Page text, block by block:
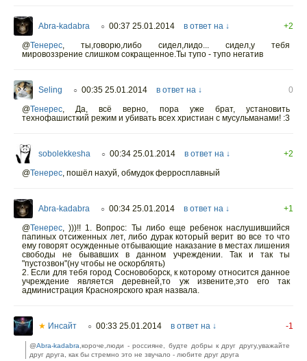
Abra-kadabra ○ 00:37 25.01.2014 в ответ на ↓
+2
@Тенерес, ты,говорю,либо сидел,лидо... сидел,у тебя
мировоззрение слишком сокращенное.Ты тупо - тупо негатив
Seling ○ 00:35 25.01.2014 в ответ на ↓
0
@Тенерес,Да, всё верно, пора уже брат, установить
технофашисткий режим и убивать всех христиан с мусульманами! :3
sobolekkesha ○ 00:34 25.01.2014 в ответ на ↓
+2
@Тенерес, пошёл нахуй, обмудок ферросплавный
Abra-kadabra ○ 00:34 25.01.2014 в ответ на ↓
+1
@Тенерес,)))!! 1. Вопрос: Ты либо еще ребенок наслушившийся
папиных отсиженных лет, либо дурак который верит во все то что
ему говорят осужденные отбывающие наказание в местах лишения
свободы не бывавших в данном учреждении. Так и так ты
"пустозвон"(ну чтобы не оскорблять)
2. Если для тебя город Сосновоборск, к которому относится данное
учреждение является деревней,то уж извените,это его так
администрация Красноярского края назвала.
★ Инсайт ○ 00:33 25.01.2014 в ответ на ↓ -1
@Abra-kadabra,короче,люди - россияне, будте добры к друг другу,уважайте
друг друга, как бы стремно это не звучало - любите друг друга